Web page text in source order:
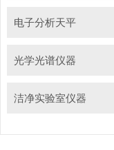
电子分析天平
光学光谱仪器
洁净实验室仪器